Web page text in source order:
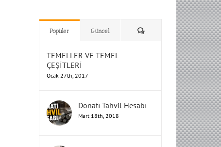
TEMELLER VE TEMEL
ÇEŞİTLERİ
Donatı Tahvil Hesabı